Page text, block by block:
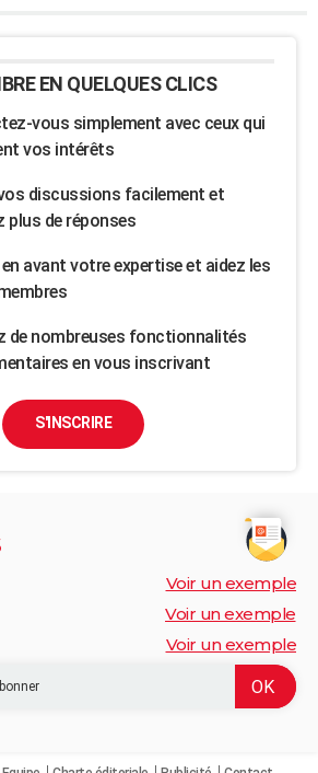
EN QUELQUES CLICS
vous simplement avec ceux qui
vos intérêts
discussions facilement et
plus de réponses
avant votre expertise et aidez les
de nombreuses fonctionnalités
en vous inscrivant
S'INSCRIRE
Voir un exemple
Voir un exemple
Voir un exemple